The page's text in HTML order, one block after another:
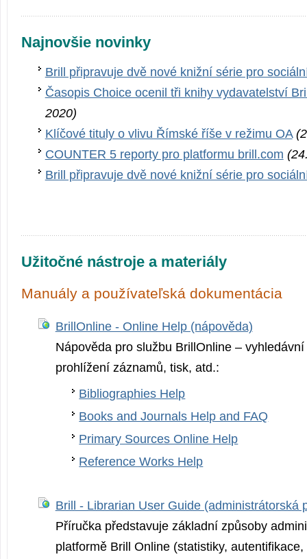
Najnovšie novinky
Brill připravuje dvě nové knižní série pro
Časopis Choice ocenil tři knihy vydavatelství
2020)
Klíčové tituly o vlivu Římské říše v režimu OA
COUNTER 5 reporty pro platformu brill.com
Brill připravuje dvě nové knižní série pro
Užitočné nástroje a materiály
Manuály a používateľská dokumentácia
BrillOnline - Online Help (nápověda)
Nápověda pro službu BrillOnline –
prohlížení záznamů, tisk, atd.:
Bibliographies Help
Books and Journals Help and FAQ
Primary Sources Online Help
Reference Works Help
Brill - Librarian User Guide (administrátorská
Příručka představuje základní způsoby
platformě Brill Online (statistiky,